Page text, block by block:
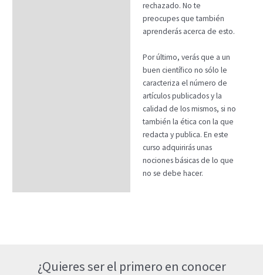
rechazado. No te
preocupes que también
aprenderás acerca de esto.
Por último, verás que a un
buen científico no sólo le
caracteriza el número de
artículos publicados y la
calidad de los mismos, si no
también la ética con la que
redacta y publica. En este
curso adquirirás unas
nociones básicas de lo que
no se debe hacer.
¿Quieres ser el primero en conocer